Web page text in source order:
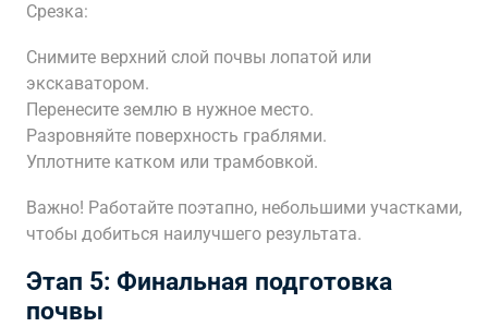
Срезка:
Снимите верхний слой почвы лопатой или
экскаватором.
Перенесите землю в нужное место.
Разровняйте поверхность граблями.
Уплотните катком или трамбовкой.
Важно! Работайте поэтапно, небольшими участками,
чтобы добиться наилучшего результата.
Этап 5: Финальная подготовка
почвы